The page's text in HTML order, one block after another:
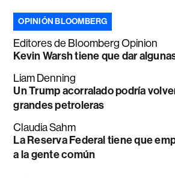
OPINIÓN BLOOMBERG
Editores de Bloomberg Opinion
Kevin Warsh tiene que dar
Liam Denning
Un Trump acorralado podría
grandes petroleras
Claudia Sahm
La Reserva Federal tiene que
a la gente común